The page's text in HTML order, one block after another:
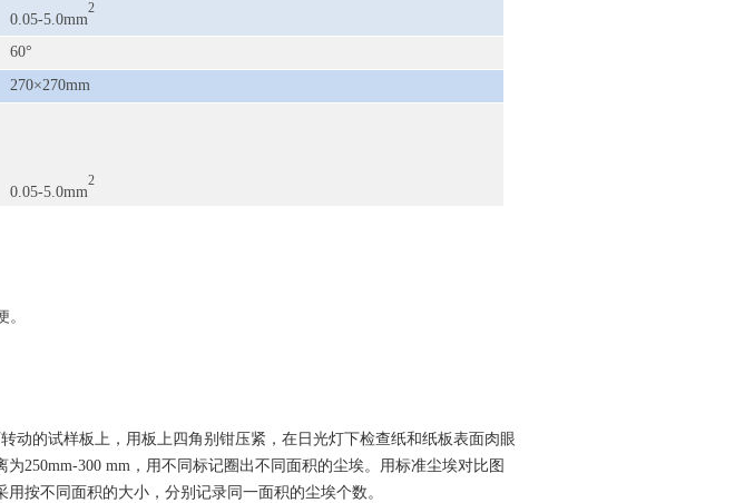
0.05-5.0mm
2
60°
270×270mm
0.05-5.0mm
2
动的试样板上，用板上四角别钳压紧，在日光灯下检查纸和纸板表面肉眼
250mm-300 mm，用不同标记圈出不同面积的尘埃。用标准尘埃对比图
按不同面积的大小，分别记录同一面积的尘埃个数。